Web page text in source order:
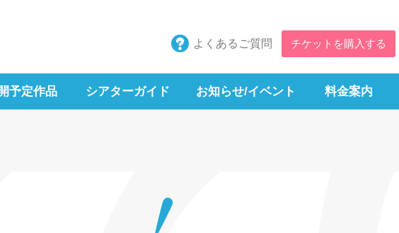
よくあるご質問 チケットを購入する
予定作品 シアターガイド お知らせ/イベント 料金案内